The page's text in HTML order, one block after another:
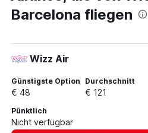
Flüge von Salzburg nach
Barcelona fliegen
Wizz Air
Günstigste Option
€ 48
Durchschnitt
€ 121
Pünktlich
Nicht verfügbar